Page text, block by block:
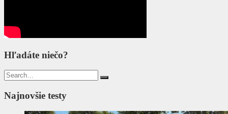
Hľadáte niečo?
Search
for:
Najnovšie testy